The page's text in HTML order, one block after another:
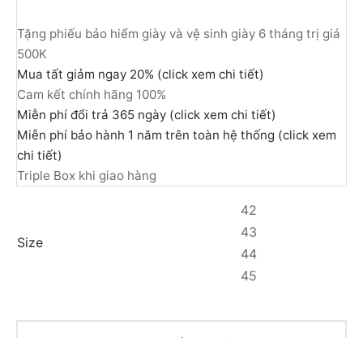
Tặng phiếu bảo hiểm giày và vệ sinh giày 6 tháng trị giá
500K
Mua tất giảm ngay 20% (click xem chi tiết)
Cam kết chính hãng 100%
Miễn phí đổi trả 365 ngày (click xem chi tiết)
Miễn phí bảo hành 1 năm trên toàn hệ thống (click xem
chi tiết)
Triple Box khi giao hàng
Size
42
43
44
45